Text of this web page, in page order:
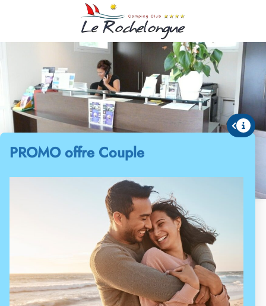
PROMO offre Couple
Services et convivialité au
Le Rochelongue